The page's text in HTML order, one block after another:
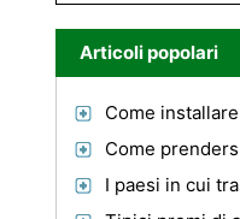
Articoli popolari
Come